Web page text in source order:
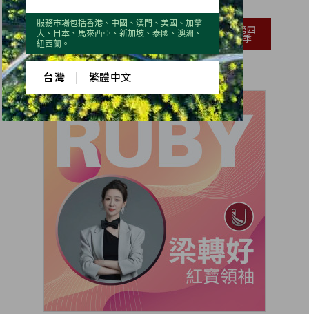
第一
季
第二
季
第三
季
第四
季
服務市場包括香港、中國、澳門、美國、加拿
大、日本、馬來西亞、新加坡、泰國、澳洲、
紐西蘭。
台灣 繁體中文